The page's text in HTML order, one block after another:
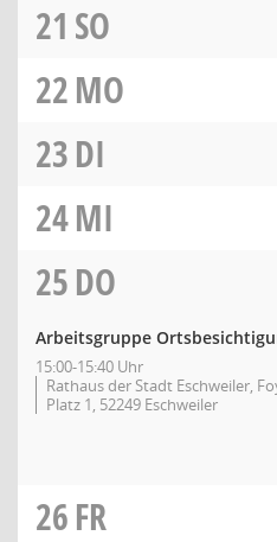
21 SO
22MO
23DI
24MI
25DO
Arbeitsgruppe
15:00-15:40 Uhr
Rathaus der Stadt Eschweiler,
Platz 1, 52249 Eschweiler
26FR